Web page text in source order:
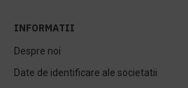
INFORMATII
Despre noi
Date de identificare ale societatii